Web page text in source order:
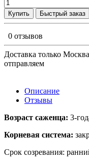
Купить Быстрый заказ
0 отзывов
Доставка только
отправляем
Описание
Отзывы
Возраст саженца: 3-
Корневая система:
Срок созревания: